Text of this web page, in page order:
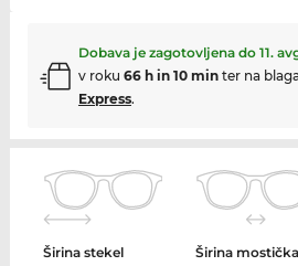
Dobava je zagotovljena do 11.
v roku 66 h in 10 minter na
Express.
Širina stekel
Širina mostička